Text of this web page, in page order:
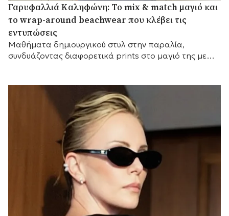
Γαρυφαλλιά Καληφώνη: Το mix & match μαγιό και
το wrap-around beachwear που κλέβει τις
εντυπώσεις
Mαθήματα δημιουργικού στυλ στην παραλία,
συνδυάζοντας διαφορετικά prints στο μαγιό της με